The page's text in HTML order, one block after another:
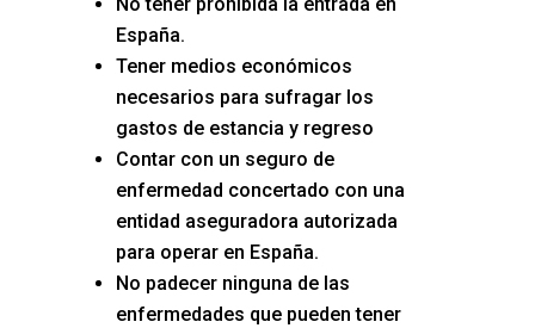
España.
Tener medios económicos
necesarios para sufragar los
gastos de estancia y regreso
Contar con un seguro de
enfermedad concertado con una
entidad aseguradora autorizada
para operar en España.
No padecer ninguna de las
enfermedades que pueden tener